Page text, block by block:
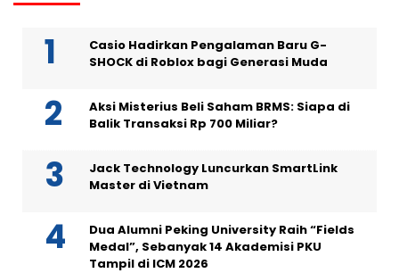
Casio Hadirkan Pengalaman Baru G-
SHOCK di Roblox bagi Generasi Muda
Aksi Misterius Beli Saham BRMS: Siapa di
Balik Transaksi Rp 700 Miliar?
Jack Technology Luncurkan SmartLink
Master di Vietnam
Dua Alumni Peking University Raih “Fields
Medal”, Sebanyak 14 Akademisi PKU
Tampil di ICM 2026